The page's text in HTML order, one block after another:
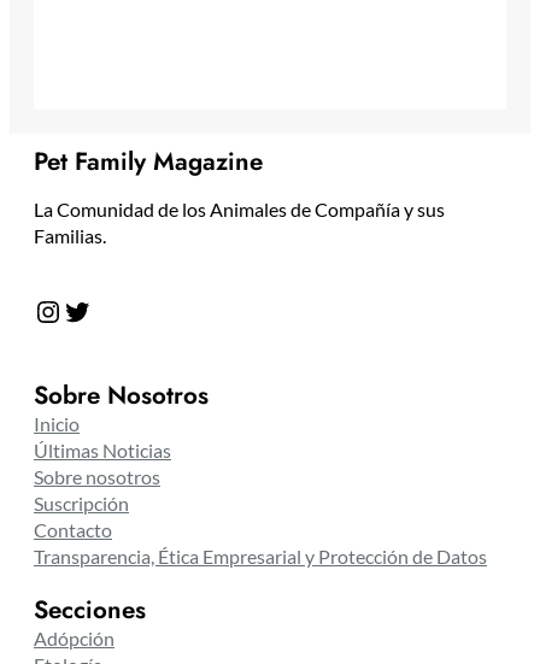
Pet Family Magazine
La Comunidad de los Animales de Compañía y sus
Familias.
Instagram Twitter
Sobre Nosotros
Inicio
Últimas Noticias
Sobre nosotros
Suscripción
Contacto
Transparencia, Ética Empresarial y Protección de Datos
Secciones
Adópción